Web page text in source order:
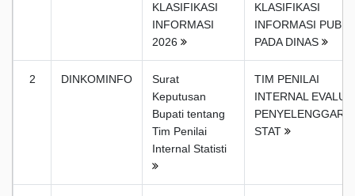
KLASIFIKASI
INFORMASI
2026
KLASIFIKASI
INFORMASI
PADA DINAS
2 DINKOMINFO
Surat
Keputusan
Bupati tentang
Tim Penilai
Internal Statisti
TIM PENILAI
INTERNAL
STAT